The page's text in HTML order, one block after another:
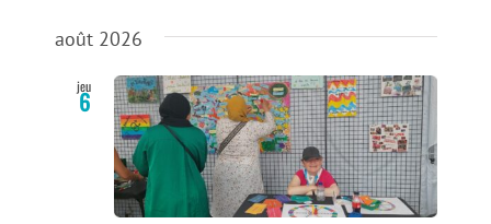
navigation
de
vues
une
août 2026
jeu
6